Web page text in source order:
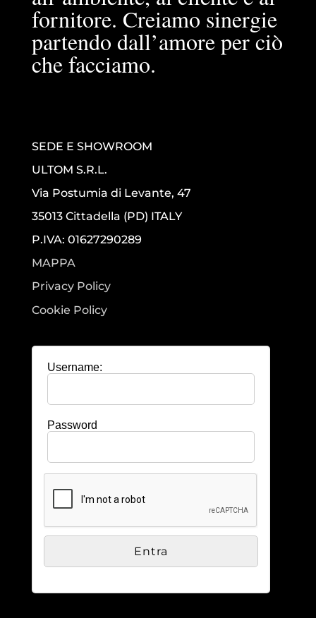
fornitore. Creiamo sinergie
partendo dall’amore per ciò
che facciamo.
SEDE E SHOWROOM
ULTOM S.R.L.
Via Postumia di Levante, 47
35013 Cittadella (PD) ITALY
P.IVA: 01627290289
MAPPA
Privacy Policy
Cookie Policy
Username:
Password